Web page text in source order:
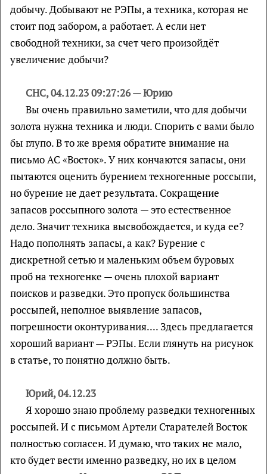
добычу. Добывают не РЭПы, а техника, которая не
стоит под забором, а работает. А если нет
свободной техники, за счет чего произойдёт
увеличение добычи?
СНС, 04.12.23 09:27:26 — Юрию
Вы очень правильно заметили, что для добычи
золота нужна техника и люди. Спорить с вами было
бы глупо. В то же время обратите внимание на
письмо АС «Восток». У них кончаются запасы, они
пытаются оценить бурением техногенные россыпи,
но бурение не дает результата. Сокращение
запасов россыпного золота — это естественное
дело. Значит техника высвобождается, и куда ее?
Надо пополнять запасы, а как? Бурение с
дискретной сетью и маленьким объем буровых
проб на техногенке — очень плохой вариант
поисков и разведки. Это пропуск большинства
россыпей, неполное выявление запасов,
погрешности оконтуривания.... Здесь предлагается
хороший вариант — РЭПы. Если глянуть на рисунок
в статье, то понятно должно быть.
Юрий, 04.12.23
Я хорошо знаю проблему разведки техногенных
россыпей. И с письмом Артели Старателей Восток
полностью согласен. И думаю, что таких не мало,
кто будет вести именно разведку, но их в целом